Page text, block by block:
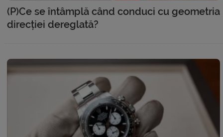
(P)Ce se întâmplă când conduci cu geometria
direcției dereglată?